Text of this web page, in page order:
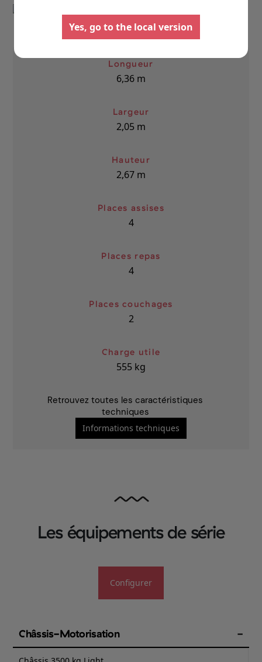
Camping-cars
Configurez votre camping-car
Pilote et créez le modèle
besoins et à vos envies de
voyage.
Créez votre fourgon
Pilote sur-
Longueur
6,36 m
Largeur
2,05 m
Hauteur
2,67 m
Places assises
4
Places repas
4
Places couchages
2
Charge utile
555 kg
Retrouvez toutes les caractéristiques
techniques
Informations techniques
Les équipements de série
Configurer
Châssis-Motorisation
Yes, go to the local version